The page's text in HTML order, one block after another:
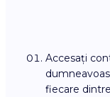
Accesați
fiecare